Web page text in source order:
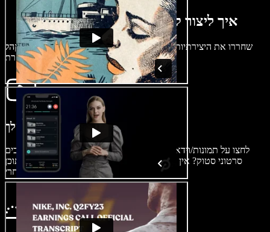
איך ליצור קולאז' וידאו בדקות ספורות
שחררו את היצירתיות שלכם ושתפו רגעים בצורה שתשאיר את הקהל
מרותק בעזרת Speechify Studio.
ייבוא הווידאו שלך
לחצו על תמונות/וידאו כדי לייבא סרטונים או תמונות משלכם. צריכים
סרטוני סטוק? אין בעיה. עיינו בספריית המדיה שלנו, שמלאה בתוכן
לשימוש אישי ומסחרי.